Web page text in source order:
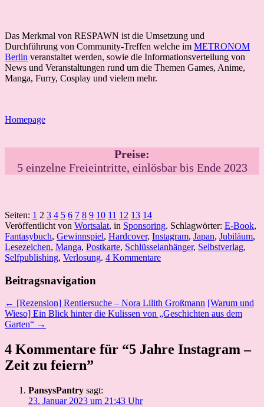
Das Merkmal von RESPAWN ist die Umsetzung und
Durchführung von Community-Treffen welche im METRONOM
Berlin veranstaltet werden, sowie die Informationsverteilung von
News und Veranstaltungen rund um die Themen Games, Anime,
Manga, Furry, Cosplay und vielem mehr.
Homepage
Preise:
5 einzelne Freieintritte, einlösbar bis Ende 2023
Seiten: 1 2 3 4 5 6 7 8 9 10 11 12 13 14
Veröffentlicht von Wortsalat, in Sponsoring. Schlagwörter: E-Book,
Fantasybuch, Gewinnspiel, Hardcover, Instagram, Japan, Jubiläum,
Lesezeichen, Manga, Postkarte, Schlüsselanhänger, Selbstverlag,
Selfpublishing, Verlosung. 4 Kommentare
Beitragsnavigation
← [Rezension] Rentiersuche – Nora Lilith Großmann [Warum und
Wieso] Ein Blick hinter die Kulissen von „Geschichten aus dem
Garten“ →
4 Kommentare für “5 Jahre Instagram –
Zeit zu feiern”
PansysPantry sagt:
23. Januar 2023 um 21:43 Uhr